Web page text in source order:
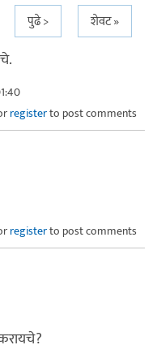
पुढे > शेवट »
registerto post comments
registerto post comments